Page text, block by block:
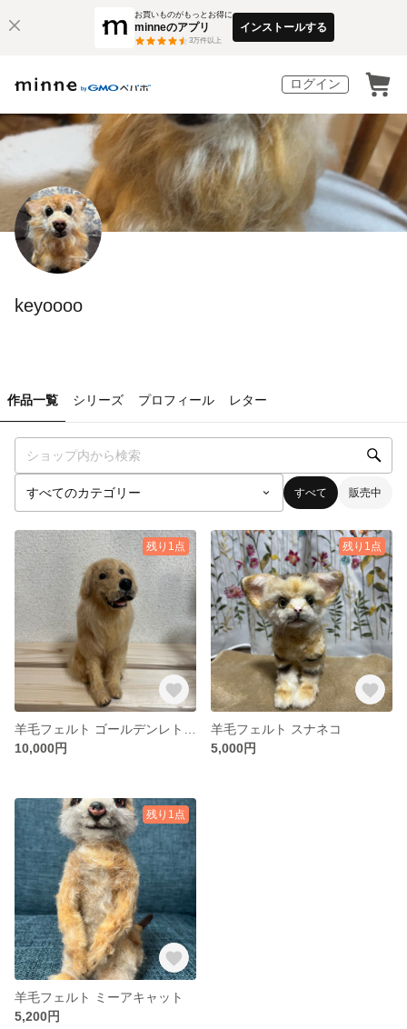
お買いものがもっとお得に
minneのアプリ
3万件以上
インストールする
ログイン
keyoooo
作品一覧 シリーズ プロフィール レター
すべて 販売中
残り1点
10,000円
残り1点
羊毛フェルト スナネコ
5,000円
残り1点
羊毛フェルト ミーアキャット
5,200円